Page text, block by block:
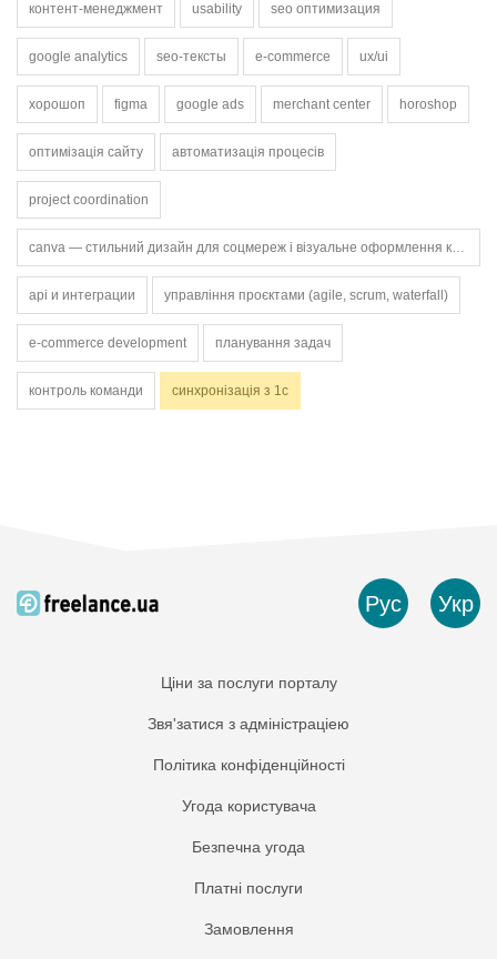
контент-менеджмент usability seo оптимизация
google analytics seo-тексты e-commerce ux/ui
хорошоп figma google ads merchant center horoshop
оптимізація сайту автоматизація процесів
project coordination
canva — стильний дизайн для соцмереж і візуальне оформлення контенту.
api и интеграции управління проєктами (agile, scrum, waterfall)
e-commerce development планування задач
контроль команди синхронізація з 1с
Рус Укр
Ціни за послуги порталу
Звя'затися з адміністраціею
Політика конфіденційності
Угода користувача
Безпечна угода
Платнi послуги
Замовлення